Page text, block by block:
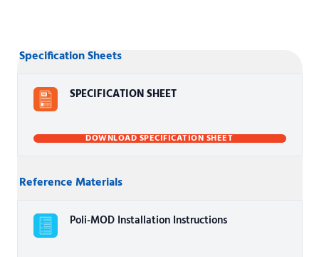
Specification Sheets
SPECIFICATION SHEET
DOWNLOAD SPECIFICATION SHEET
Reference Materials
Poli-MOD Installation Instructions